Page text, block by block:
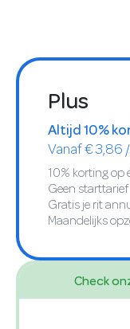
Plus
Altijd 10%
Vanaf € 3,86
10% korting op
Geen starttarief
Gratis je rit
Maandelijks
Check